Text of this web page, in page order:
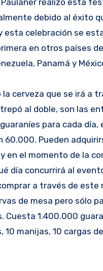
debido al éxito
esta celebración se
en otros países
Panamá y
la cerveza que se irá a
al doble, son las
para cada día,
60.000. Pueden
y en el momento de la
día concurrirá al
a través de este
de mesa pero sólo
Cuesta 1.400.000
10 manijas, 10 cargas